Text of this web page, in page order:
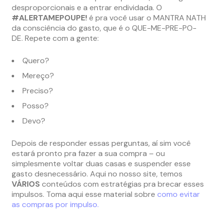
desproporcionais e a entrar endividada. O
#ALERTAMEPOUPE!é pra você usar o MANTRA NATH
da consciência do gasto, que é o QUE-ME-PRE-PO-
DE. Repete com a gente:
Quero?
Mereço?
Preciso?
Posso?
Devo?
Depois de responder essas perguntas, aí sim você
estará pronto pra fazer a sua compra – ou
simplesmente voltar duas casas e suspender esse
gasto desnecessário. Aqui no nosso site, temos
VÁRIOS conteúdos com estratégias pra brecar esses
impulsos. Toma aqui esse material sobre como evitar
as compras por impulso.